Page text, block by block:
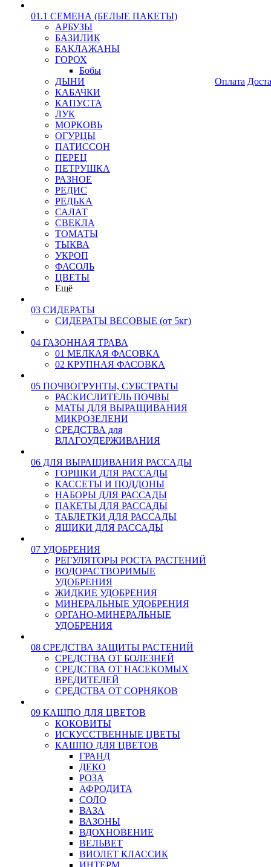
01.1 СЕМЕНА (БЕЛЫЕ ПАКЕТЫ)
АРБУЗЫ
БАЗИЛИК
БАКЛАЖАНЫ
ГОРОХ
Бобы
ДЫНИ
КАБАЧКИ
КАПУСТА
ЛУК
МОРКОВЬ
ОГУРЦЫ
ПАТИССОН
ПЕРЕЦ
ПЕТРУШКА
РАЗНОЕ
РЕДИС
РЕДЬКА
САЛАТ
СВЕКЛА
ТОМАТЫ
ТЫКВА
УКРОП
ФАСОЛЬ
ЦВЕТЫ
Ещё
03 СИДЕРАТЫ
СИДЕРАТЫ ВЕСОВЫЕ (от 5кг)
04 ГАЗОННАЯ ТРАВА
01 МЕЛКАЯ ФАСОВКА
02 КРУПНАЯ ФАСОВКА
05 ПОЧВОГРУНТЫ, СУБСТРАТЫ
РАСКИСЛИТЕЛЬ ПОЧВЫ
МАТЫ ДЛЯ ВЫРАЩИВАНИЯ
МИКРОЗЕЛЕНИ
СРЕДСТВА для
ВЛАГОУДЕРЖИВАНИЯ
06 ДЛЯ ВЫРАЩИВАНИЯ РАССАДЫ
ГОРШКИ ДЛЯ РАССАДЫ
КАССЕТЫ И ПОДДОНЫ
НАБОРЫ ДЛЯ РАССАДЫ
ПАКЕТЫ ДЛЯ РАССАДЫ
ТАБЛЕТКИ ДЛЯ РАССАДЫ
ЯЩИКИ ДЛЯ РАССАДЫ
07 УДОБРЕНИЯ
РЕГУЛЯТОРЫ РОСТА РАСТЕНИЙ
ВОДОРАСТВОРИМЫЕ
УДОБРЕНИЯ
ЖИДКИЕ УДОБРЕНИЯ
МИНЕРАЛЬНЫЕ УДОБРЕНИЯ
ОРГАНО-МИНЕРАЛЬНЫЕ
УДОБРЕНИЯ
08 СРЕДСТВА ЗАЩИТЫ РАСТЕНИЙ
СРЕДСТВА ОТ БОЛЕЗНЕЙ
СРЕДСТВА ОТ НАСЕКОМЫХ
ВРЕДИТЕЛЕЙ
СРЕДСТВА ОТ СОРНЯКОВ
09 КАШПО ДЛЯ ЦВЕТОВ
КОКОВИТЫ
ИСКУССТВЕННЫЕ ЦВЕТЫ
КАШПО ДЛЯ ЦВЕТОВ
ГРАНД
ДЕКО
РОЗА
АФРОДИТА
СОЛО
ВАЗА
ВАЗОНЫ
ВДОХНОВЕНИЕ
ВЕЛЬВЕТ
ВИОЛЕТ КЛАССИК
ИНТЕРМ
Оплата